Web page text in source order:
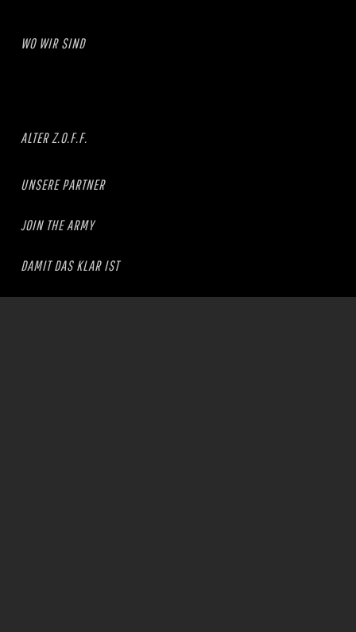
WO WIR SIND
ALTER Z.O.F.F.
UNSERE PARTNER
JOIN THE ARMY
DAMIT DAS KLAR IST